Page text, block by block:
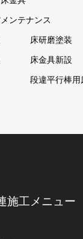
ンテナンス
床研磨塗装
床金具新設
段違平行棒用
施工メニュー